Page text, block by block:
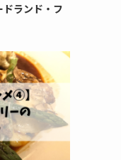
ドランド・フ